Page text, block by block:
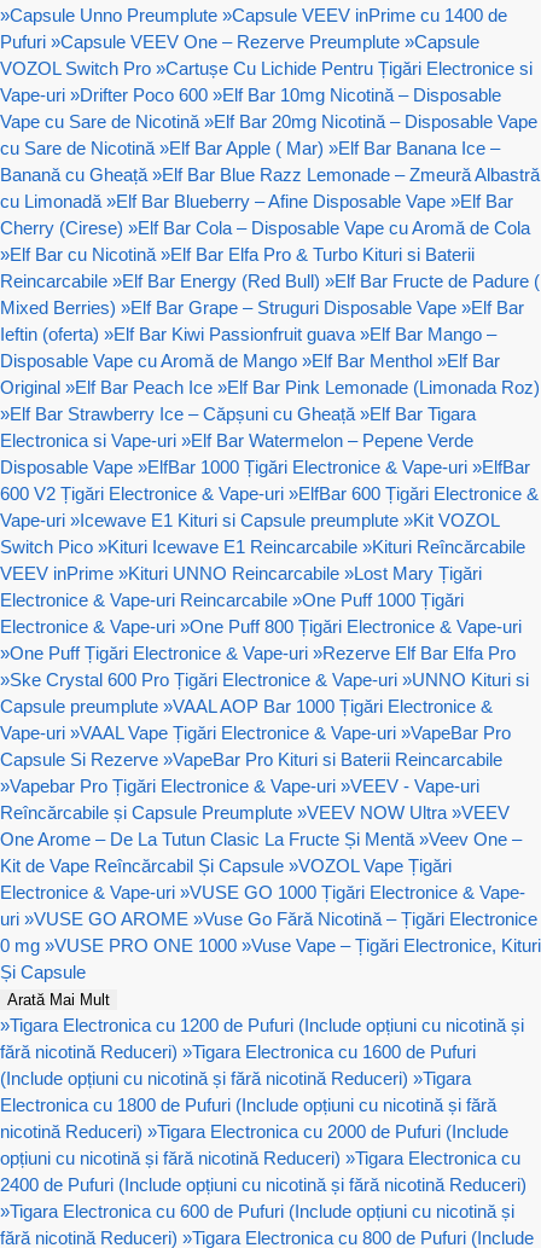
»Capsule Unno Preumplute »Capsule VEEV inPrime cu 1400 de
Pufuri »Capsule VEEV One – Rezerve Preumplute »Capsule
VOZOL Switch Pro »Cartușe Cu Lichide Pentru Țigări Electronice si
Vape-uri »Drifter Poco 600 »Elf Bar 10mg Nicotină – Disposable
Vape cu Sare de Nicotină »Elf Bar 20mg Nicotină – Disposable Vape
cu Sare de Nicotină »Elf Bar Apple ( Mar) »Elf Bar Banana Ice –
Banană cu Gheață »Elf Bar Blue Razz Lemonade – Zmeură Albastră
cu Limonadă »Elf Bar Blueberry – Afine Disposable Vape »Elf Bar
Cherry (Cirese) »Elf Bar Cola – Disposable Vape cu Aromă de Cola
»Elf Bar cu Nicotină »Elf Bar Elfa Pro & Turbo Kituri si Baterii
Reincarcabile »Elf Bar Energy (Red Bull) »Elf Bar Fructe de Padure (
Mixed Berries) »Elf Bar Grape – Struguri Disposable Vape »Elf Bar
Ieftin (oferta) »Elf Bar Kiwi Passionfruit guava »Elf Bar Mango –
Disposable Vape cu Aromă de Mango »Elf Bar Menthol »Elf Bar
Original »Elf Bar Peach Ice »Elf Bar Pink Lemonade (Limonada Roz)
»Elf Bar Strawberry Ice – Căpșuni cu Gheață »Elf Bar Tigara
Electronica si Vape-uri »Elf Bar Watermelon – Pepene Verde
Disposable Vape »ElfBar 1000 Țigări Electronice & Vape-uri »ElfBar
600 V2 Țigări Electronice & Vape-uri »ElfBar 600 Țigări Electronice &
Vape-uri »Icewave E1 Kituri si Capsule preumplute »Kit VOZOL
Switch Pico »Kituri Icewave E1 Reincarcabile »Kituri Reîncărcabile
VEEV inPrime »Kituri UNNO Reincarcabile »Lost Mary Țigări
Electronice & Vape-uri Reincarcabile »One Puff 1000 Țigări
Electronice & Vape-uri »One Puff 800 Țigări Electronice & Vape-uri
»One Puff Țigări Electronice & Vape-uri »Rezerve Elf Bar Elfa Pro
»Ske Crystal 600 Pro Țigări Electronice & Vape-uri »UNNO Kituri si
Capsule preumplute »VAAL AOP Bar 1000 Țigări Electronice &
Vape-uri »VAAL Vape Țigări Electronice & Vape-uri »VapeBar Pro
Capsule Si Rezerve »VapeBar Pro Kituri si Baterii Reincarcabile
»Vapebar Pro Țigări Electronice & Vape-uri »VEEV - Vape-uri
Reîncărcabile și Capsule Preumplute »VEEV NOW Ultra »VEEV
One Arome – De La Tutun Clasic La Fructe Și Mentă »Veev One –
Kit de Vape Reîncărcabil Și Capsule »VOZOL Vape Țigări
Electronice & Vape-uri »VUSE GO 1000 Țigări Electronice & Vape-
uri »VUSE GO AROME »Vuse Go Fără Nicotină – Țigări Electronice
0 mg »VUSE PRO ONE 1000 »Vuse Vape – Țigări Electronice, Kituri
Și Capsule
Arată Mai Mult
»Tigara Electronica cu 1200 de Pufuri (Include opțiuni cu nicotină și
fără nicotină Reduceri) »Tigara Electronica cu 1600 de Pufuri
(Include opțiuni cu nicotină și fără nicotină Reduceri) »Tigara
Electronica cu 1800 de Pufuri (Include opțiuni cu nicotină și fără
nicotină Reduceri) »Tigara Electronica cu 2000 de Pufuri (Include
opțiuni cu nicotină și fără nicotină Reduceri) »Tigara Electronica cu
2400 de Pufuri (Include opțiuni cu nicotină și fără nicotină Reduceri)
»Tigara Electronica cu 600 de Pufuri (Include opțiuni cu nicotină și
fără nicotină Reduceri) »Tigara Electronica cu 800 de Pufuri (Include